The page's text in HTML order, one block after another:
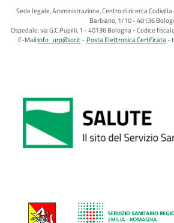
Sede legale, Amministrazione, Centro di ricerca
Barbiano, 1/10 - 40136
Ospedale: via G.C.Pupilli, 1 - 40136 Bologna - Codice
E-Mail:info_urp@ior.it Posta Elettronica Certificata